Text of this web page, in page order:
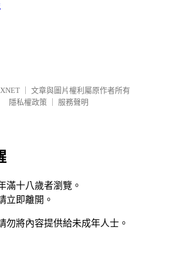
文章與圖片權利屬原作者所有
隱私權政策
服務聲明
滿十八歲者瀏覽。
立即離開。
勿將內容提供給未成年人士。